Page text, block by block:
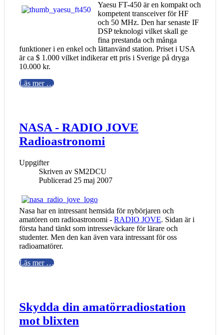
Yaesu FT-450 är en kompakt och
kompetent transceiver för HF
och 50 MHz. Den har senaste IF
DSP teknologi vilket skall ge
fina prestanda och många
funktioner i en enkel och lättanvänd station. Priset i USA
är ca $ 1.000 vilket indikerar ett pris i Sverige på dryga
10.000 kr.
Läs mer …
NASA - RADIO JOVE
Radioastronomi
Uppgifter
Skriven av SM2DCU
Publicerad 25 maj 2007
Nasa har en intressant hemsida för nybörjaren och
amatören om radioastronomi - RADIO JOVE. Sidan är i
första hand tänkt som intresseväckare för lärare och
studenter. Men den kan även vara intressant för oss
radioamatörer.
Läs mer …
Skydda din amatörradiostation
mot blixten